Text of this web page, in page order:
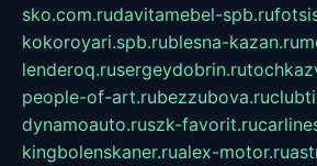
sko.com.rudavitamebel-spb.ru
kokoroyari.spb.rublesna-kazan.ru
lenderoq.rusergeydobrin.ru
people-of-art.rubezzubova.ru
dynamoauto.ruszk-favorit.ru
kingbolenskaner.rualex-motor.ru